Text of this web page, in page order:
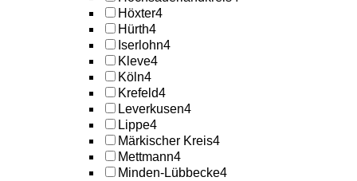
Höxter4
Hürth4
Iserlohn4
Kleve4
Köln4
Krefeld4
Leverkusen4
Lippe4
Märkischer Kreis4
Mettmann4
Minden-Lübbecke4